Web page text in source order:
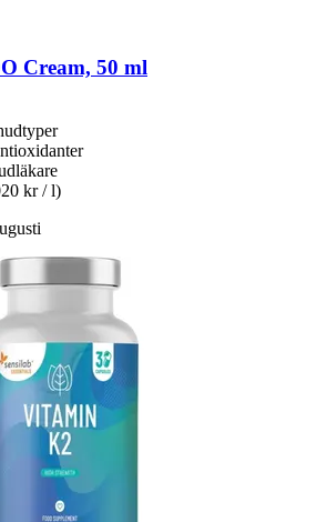
Cream, 50 ml
kr / l)